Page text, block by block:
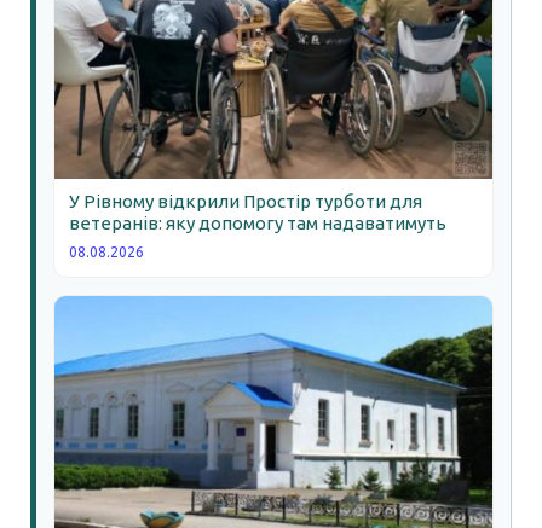
У Рівному відкрили Простір турботи для
ветеранів: яку допомогу там надаватимуть
08.08.2026